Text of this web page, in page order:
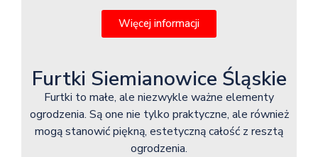
Więcej informacji
Furtki Siemianowice Śląskie
Furtki to małe, ale niezwykle ważne elementy
ogrodzenia. Są one nie tylko praktyczne, ale również
mogą stanowić piękną, estetyczną całość z resztą
ogrodzenia.